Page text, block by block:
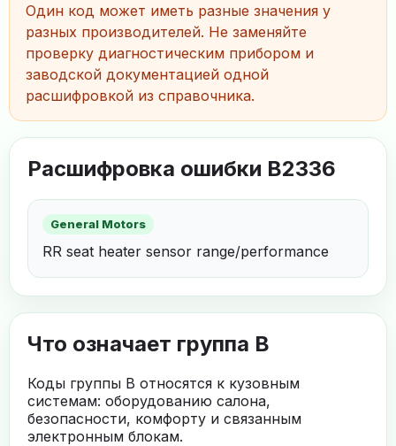
Один код может иметь разные значения у
разных производителей. Не заменяйте
проверку диагностическим прибором и
заводской документацией одной
расшифровкой из справочника.
Расшифровка ошибки B2336
General Motors
RR seat heater sensor range/performance
Что означает группа B
Коды группы B относятся к кузовным
системам: оборудованию салона,
безопасности, комфорту и связанным
электронным блокам.